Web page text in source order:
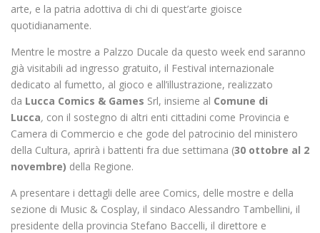
arte, e la patria adottiva di chi di quest’arte gioisce
quotidianamente.
Mentre le mostre a Palzzo Ducale da questo week end saranno
già visitabili ad ingresso gratuito, il Festival internazionale
dedicato al fumetto, al gioco e all’illustrazione, realizzato
da Lucca Comics & Games Srl, insieme al Comune di
Lucca, con il sostegno di altri enti cittadini come Provincia e
Camera di Commercio e che gode del patrocinio del ministero
della Cultura, aprirà i battenti fra due settimana (30 ottobre al 2
novembre) della Regione.
A presentare i dettagli delle aree Comics, delle mostre e della
sezione di Music & Cosplay, il sindaco Alessandro Tambellini, il
presidente della provincia Stefano Baccelli, il direttore e